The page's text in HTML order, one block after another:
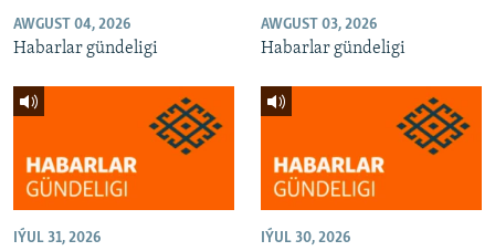
AWGUST 04, 2026
Habarlar gündeligi
AWGUST 03, 2026
Habarlar gündeligi
IÝUL 31, 2026 IÝUL 30, 2026